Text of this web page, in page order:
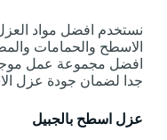
نستخدم افضل مواد
الاسطح والحمامات
افضل مجموعة عمل
جدا لضمان جودة عزل
عزل اسطح بالجبيل